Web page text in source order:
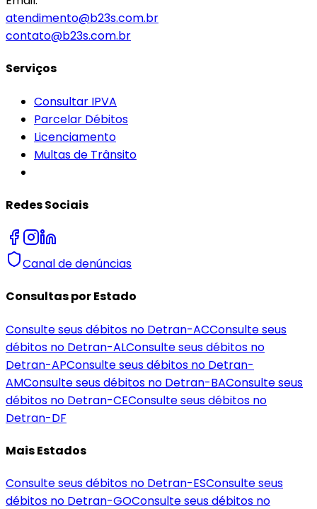
atendimento@b23s.com.br
contato@b23s.com.br
Serviços
Consultar IPVA
Parcelar Débitos
Licenciamento
Multas de Trânsito
Redes Sociais
Canal de denúncias
Consultas por Estado
Consulte seus débitos no Detran-ACConsulte seus
débitos no Detran-ALConsulte seus débitos no
Detran-APConsulte seus débitos no Detran-
AMConsulte seus débitos no Detran-BAConsulte seus
débitos no Detran-CEConsulte seus débitos no
Detran-DF
Mais Estados
Consulte seus débitos no Detran-ESConsulte seus
débitos no Detran-GOConsulte seus débitos no